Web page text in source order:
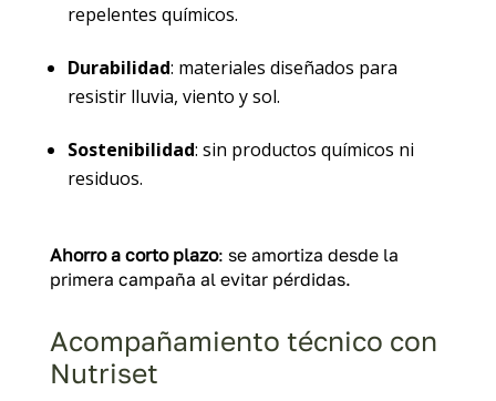
repelentes químicos.
Durabilidad: materiales diseñados para
resistir lluvia, viento y sol.
Sostenibilidad: sin productos químicos ni
residuos.
Ahorro a corto plazo: se amortiza desde la
primera campaña al evitar pérdidas.
Acompañamiento técnico con
Nutriset